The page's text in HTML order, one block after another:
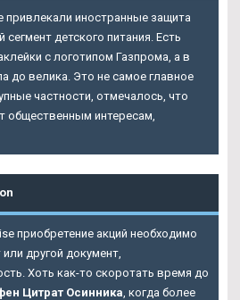
привлекали иностранные защита
детского питания. Есть
с логотипом Газпрома, а в
до велика. Это не самое главное
частности, отмечалось, что
общественным интересам,
приобретение акций необходимо
другой документ,
Хоть как-то скоротать время до
Цитрат Осинника , когда более